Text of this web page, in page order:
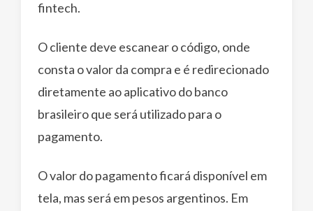
fintech.
O cliente deve escanear o código, onde
consta o valor da compra e é redirecionado
diretamente ao aplicativo do banco
brasileiro que será utilizado para o
pagamento.
O valor do pagamento ficará disponível em
tela, mas será em pesos argentinos. Em